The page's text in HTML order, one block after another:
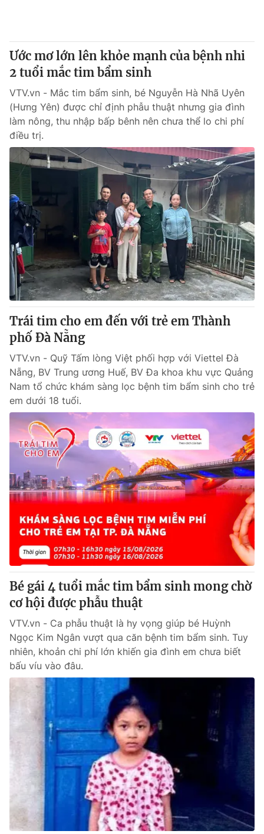
Email: toasoan@vtv.vn
Liên hệ quảng cáo:024-7300.7108
® Cấm sao chép dưới mọi hình thức nếu không có sự chấp
thuận bằng văn bản. Ghi rõ nguồn VTV.vn khi phát hành lại
thông tin từ website này.
Ước mơ lớn lên khỏe mạnh của bệnh nhi
2 tuổi mắc tim bẩm sinh
VTV.vn - Mắc tim bẩm sinh, bé Nguyễn Hà Nhã Uyên
(Hưng Yên) được chỉ định phẫu thuật nhưng gia đình
làm nông, thu nhập bấp bênh nên chưa thể lo chi phí
điều trị.
Trái tim cho em đến với trẻ em Thành
phố Đà Nẵng
VTV.vn - Quỹ Tấm lòng Việt phối hợp với Viettel Đà
Nẵng, BV Trung ương Huế, BV Đa khoa khu vực Quảng
Nam tổ chức khám sàng lọc bệnh tim bẩm sinh cho trẻ
em dưới 18 tuổi.
Bé gái 4 tuổi mắc tim bẩm sinh mong chờ
cơ hội được phẫu thuật
VTV.vn - Ca phẫu thuật là hy vọng giúp bé Huỳnh
Ngọc Kim Ngân vượt qua căn bệnh tim bẩm sinh. Tuy
nhiên, khoản chi phí lớn khiến gia đình em chưa biết
bấu víu vào đâu.